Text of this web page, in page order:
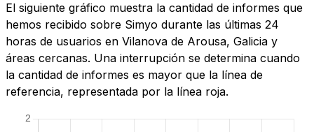
El siguiente gráfico muestra la cantidad de informes que
hemos recibido sobre Simyo durante las últimas 24
horas de usuarios en Vilanova de Arousa, Galicia y
áreas cercanas. Una interrupción se determina cuando
la cantidad de informes es mayor que la línea de
referencia, representada por la línea roja.